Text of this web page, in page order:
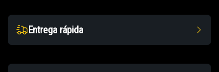
Entrega rápida